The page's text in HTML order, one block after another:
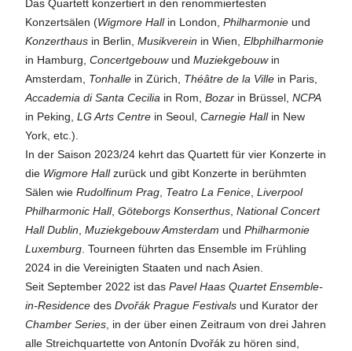
Das Quartett konzertiert in den renommiertesten
Konzertsälen (Wigmore Hallin London, Philharmonie und
Konzerthaus in Berlin, Musikverein in Wien, Elbphilharmonie
in Hamburg, Concertgebouwund Muziekgebouwin
Amsterdam, Tonhalle in Zürich, Théâtre de la Ville in Paris,
Accademia di Santa Cecilia in Rom, Bozar in Brüssel, NCPA
in Peking, LG Arts Centre in Seoul, Carnegie Hallin New
York, etc.).
In der Saison 2023/24 kehrt das Quartett für vier Konzerte in
die Wigmore Hallzurück und gibt Konzerte in berühmten
Sälen wie Rudolfinum Prag, Teatro La Fenice, Liverpool
Philharmonic Hall, Göteborgs Konserthus, National Concert
Hall Dublin, Muziekgebouw Amsterdam und Philharmonie
Luxemburg. Tourneen führten das Ensemble im Frühling
2024 in die Vereinigten Staaten und nach Asien.
Seit September 2022 ist das Pavel Haas Quartet Ensemble-
in-Residence des Dvořák Prague Festivals und Kurator der
Chamber Series, in der über einen Zeitraum von drei Jahren
alle Streichquartette von Antonín Dvořák zu hören sind,